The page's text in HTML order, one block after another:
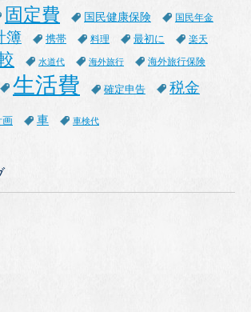
固定費 国民健康保険 国民年金
簿 携帯 料理 最初に 楽天
水道代 海外旅行 海外旅行保険
生活費 確定申告 税金
画 車 車検代